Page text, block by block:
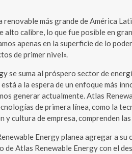
más grande de América
calibre, lo que fue posible en
apenas en la superficie de lo
de primer nivel».
suma al próspero sector de
a la espera de un enfoque más
generar actualmente. Atlas
de primera línea, como la
cultura de empresa, comprenden
Energy planea agregar a
Atlas Renewable Energy con el